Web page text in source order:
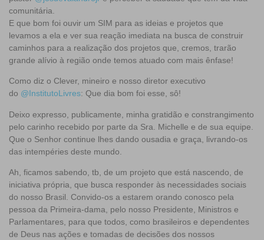
comunitária.
E que bom foi ouvir um SIM para as ideias e projetos que
levamos a ela e ver sua reação imediata na busca de construir
caminhos para a realização dos projetos que, cremos, trarão
grande alívio à região onde temos atuado com mais ênfase!
Como diz o Clever, mineiro e nosso diretor executivo
do @InstitutoLivres: Que dia bom foi esse, sô!
Deixo expresso, publicamente, minha gratidão e constrangimento
pelo carinho recebido por parte da Sra. Michelle e de sua equipe.
Que o Senhor continue lhes dando ousadia e graça, livrando-os
das intempéries deste mundo.
Ah, ficamos sabendo, tb, de um projeto que está nascendo, de
iniciativa própria, que busca responder às necessidades sociais
do nosso Brasil. Convido-os a estarem orando conosco pela
pessoa da Primeira-dama, pelo nosso Presidente, Ministros e
Parlamentares, para que todos, como brasileiros e dependentes
de Deus nas ações e tomadas de decisões dos nossos